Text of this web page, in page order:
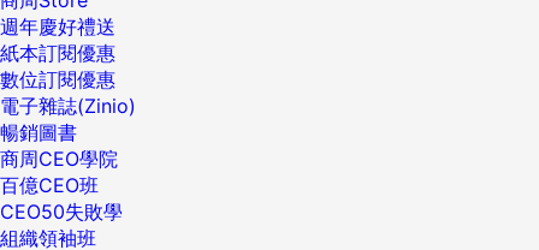
週年慶好禮送
紙本訂閱優惠
數位訂閱優惠
電子雜誌(Zinio)
暢銷圖書
商周CEO學院
百億CEO班
CEO50失敗學
組織領袖班